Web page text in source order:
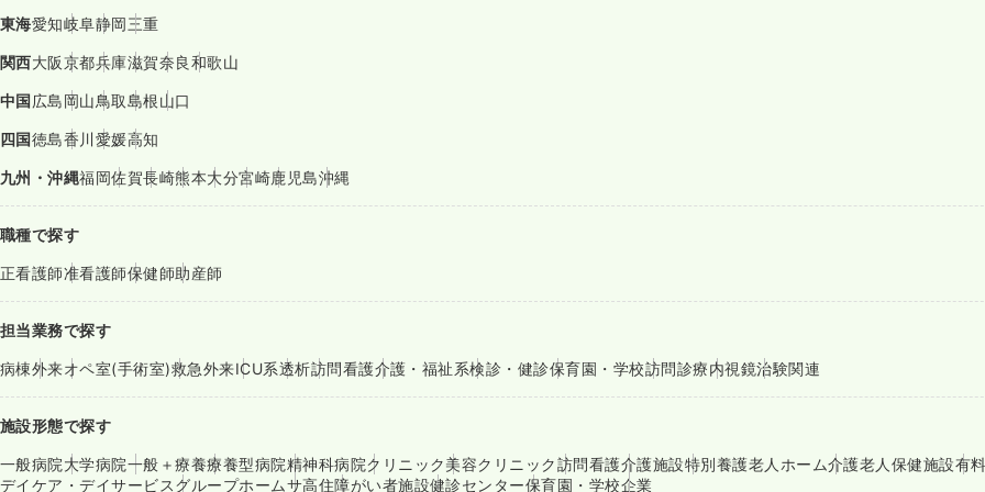
東海愛知岐阜静岡三重
関西大阪京都兵庫滋賀奈良和歌山
中国広島岡山鳥取島根山口
四国徳島香川愛媛高知
九州・沖縄福岡佐賀長崎熊本大分宮崎鹿児島沖縄
職種で探す
正看護師准看護師保健師助産師
担当業務で探す
病棟外来オペ室(手術室)救急外来ICU系透析訪問看護介護・福祉系検診・健診保育園・学校訪問診療内視鏡治験関連
施設形態で探す
一般病院大学病院一般＋療養療養型病院精神科病院クリニック美容クリニック訪問看護介護施設特別養護老人ホーム介護老人保健施設有
デイケア・デイサービスグループホームサ高住障がい者施設健診センター保育園・学校企業